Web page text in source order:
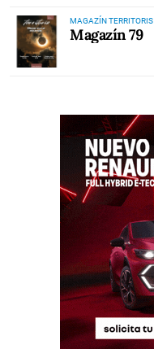
MAGAZÍN TERRITORIS
Magazín 79